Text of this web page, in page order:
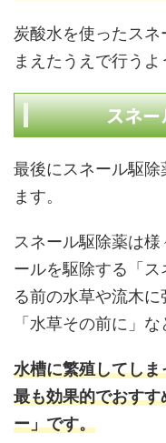
炭酸水を使ったス
まえたうえで行うよ
スネ
最後にスネール駆
ます。
スネール駆除薬は
ールを駆除する「
る前の水草や流木
「水草その前に」な
水槽に繁殖してし
最も効果的でおす
ー」です。